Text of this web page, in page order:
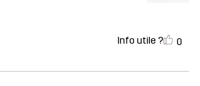
Info utile ? 0